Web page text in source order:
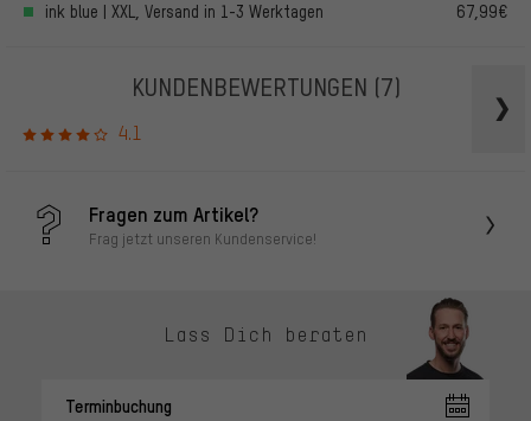
ink blue | XXL, Versand in 1-3 Werktagen
67,99€
KUNDENBEWERTUNGEN (7)
4.1
Fragen zum Artikel?
Frag jetzt unseren Kundenservice!
Lass Dich beraten
Terminbuchung